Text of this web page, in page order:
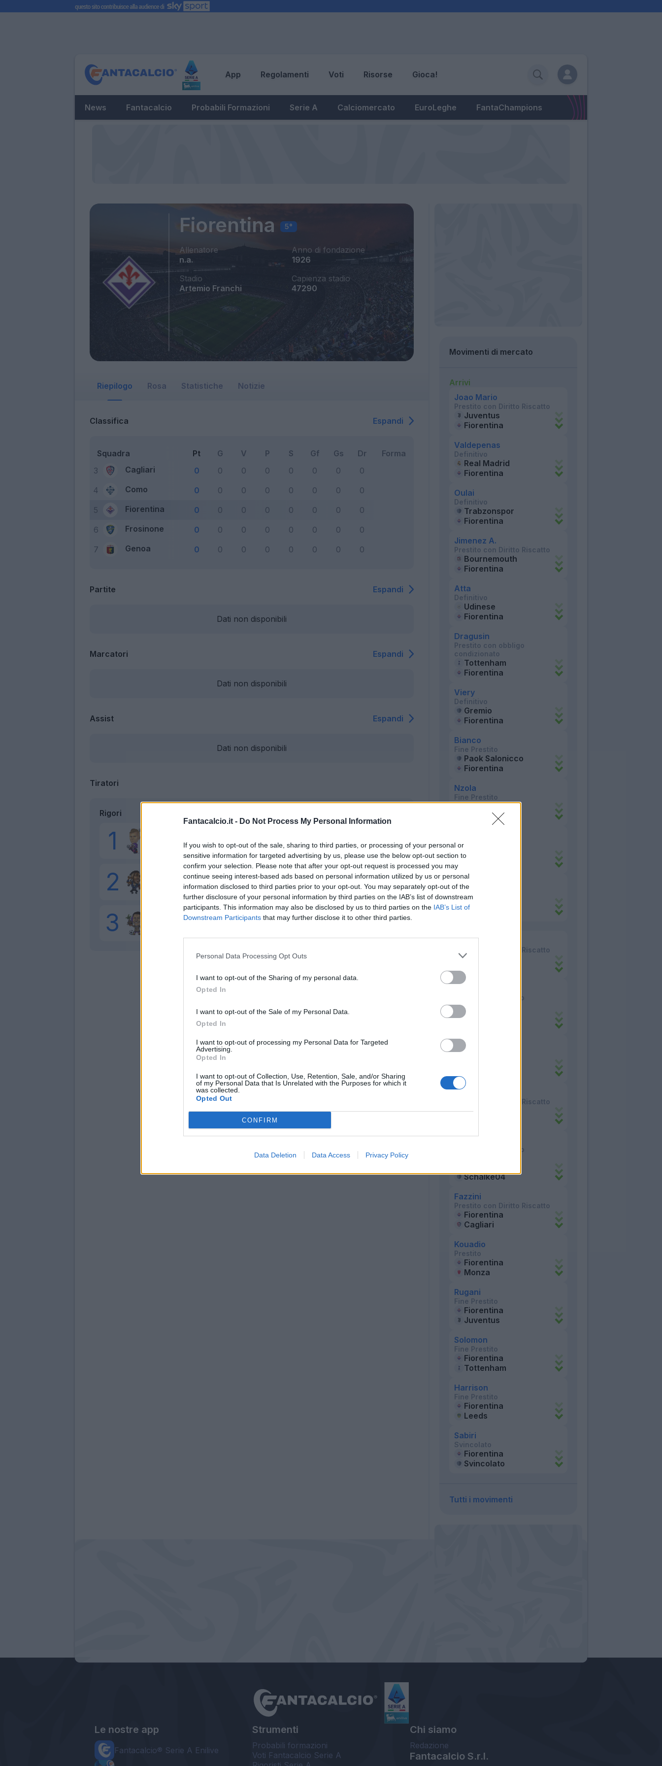
Fantacalcio.it - Do Not Process My Personal Information
If you wish to opt-out of the sale, sharing to third parties, or processing of your personal or
sensitive information for targeted advertising by us, please use the below opt-out section to
confirm your selection. Please note that after your opt-out request is processed you may
continue seeing interest-based ads based on personal information utilized by us or personal
information disclosed to third parties prior to your opt-out. You may separately opt-out of the
further disclosure of your personal information by third parties on the IAB’s list of downstream
participants. This information may also be disclosed by us to third parties on the IAB’s List of
Downstream Participants that may further disclose it to other third parties.
Personal Data Processing Opt Outs
I want to opt-out of the Sharing of my personal data.
Opted In
I want to opt-out of the Sale of my Personal Data.
Opted In
I want to opt-out of processing my Personal Data for Targeted
Advertising.
Opted In
I want to opt-out of Collection, Use, Retention, Sale, and/or Sharing
of my Personal Data that Is Unrelated with the Purposes for which it
was collected.
Opted Out
CONFIRM
Data Deletion Data Access Privacy Policy
App Regolamenti Voti Risorse Gioca!
News Fantacalcio Probabili Formazioni Serie A Calciomercato EuroLeghe FantaChampions
Fiorentina 5°
Allenatore
n.a.
Anno di fondazione
1926
Stadio
Artemio Franchi
Capienza stadio
47290
Riepilogo Rosa Statistiche Notizie
Classifica Espandi
Squadra Pt G V P S Gf Gs Dr
Forma
3
Cagliari 0 0 0 0 0 0 0
0
4
Como 0 0 0 0 0 0 0
0
5
Fiorentina 0 0 0 0 0 0 0
0
6
Frosinone 0 0 0 0 0 0 0
0
7
Genoa 0 0 0 0 0 0 0 0
Partite Espandi
Dati non disponibili
Marcatori Espandi
Dati non disponibili
Assist Espandi
Dati non disponibili
Tiratori
Rigori
Gudmundsson A.
Mandragora
Mandragora
Gudmundsson A.
Atta
Movimenti di mercato
Arrivi
Joao Mario
Prestito con Diritto Riscatto
Juventus
Fiorentina
Valdepenas
Definitivo
Real Madrid
Fiorentina
Oulai
Definitivo
Trabzonspor
Fiorentina
Jimenez A.
Prestito con Diritto Riscatto
Bournemouth
Fiorentina
Atta
Definitivo
Udinese
Fiorentina
Dragusin
Prestito con obbligo
condizionato
Tottenham
Fiorentina
Viery
Definitivo
Gremio
Fiorentina
Bianco
Fine Prestito
Paok Salonicco
Fiorentina
Nzola
Fine Prestito
Sassuolo
Fiorentina
Fine Prestito
Lecce
Sohm
Bologna
Fiorentina
Sohm
Prestito con Diritto Riscatto
Fiorentina
Prestito con obbligo
condizionato
Fiorentina
Balbo
Definitivo
Comuzzo
Prestito con Diritto Riscatto
Fiorentina
Prestito con obbligo
Schalke04
Fazzini
Prestito con Diritto Riscatto
Fiorentina
Cagliari
Kouadio
Prestito
Fiorentina
Monza
Rugani
Fine Prestito
Fiorentina
Juventus
Solomon
Fine Prestito
Fiorentina
Tottenham
Harrison
Fine Prestito
Fiorentina
Leeds
Sabiri
Svincolato
Fiorentina
Svincolato
Tutti i movimenti
Le nostre app
Fantacalcio® Serie A Enilive
Strumenti
Probabili formazioni
Voti Fantacalcio Serie A
Chi siamo
Redazione
Fantacalcio S.r.l.